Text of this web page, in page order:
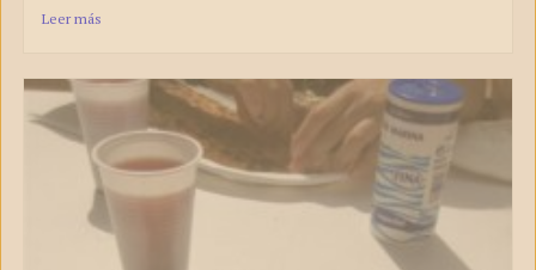
Leer más